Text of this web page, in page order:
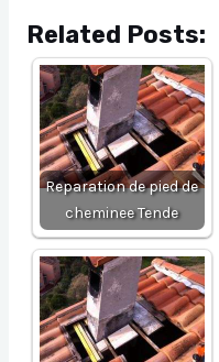
Related Posts:
Reparation de pied de
cheminee Tende